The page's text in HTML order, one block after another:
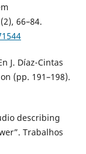
66–84.
J. Díaz-Cintas
(pp. 191–198).
describing
Trabalhos